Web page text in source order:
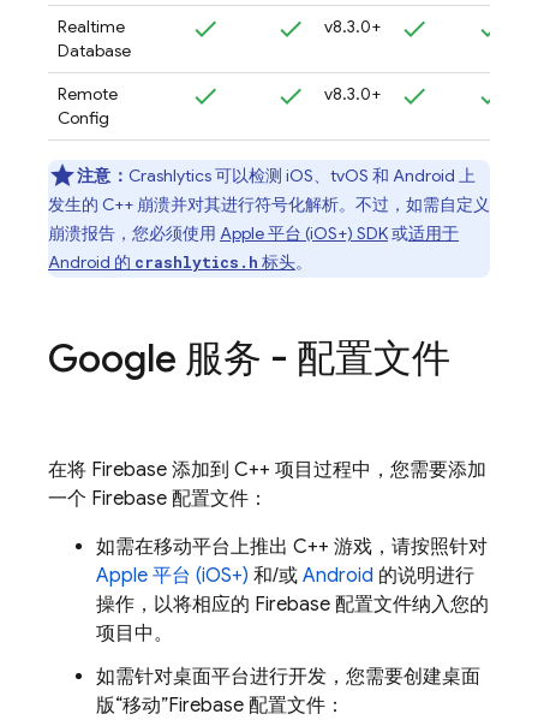
Realtime
Database
v8.3.0+
Remote
Config
v8.3.0+
注意： Crashlytics可以检测 iOS、tvOS 和 Android 上
发生的 C++ 崩溃并对其进行符号化解析。不过，如需自定义
崩溃报告，您必须使用 Apple 平台 (iOS+) SDK或适用于
Android 的 crashlytics.h 标头。
Google 服务 - 配置文件
在将 Firebase 添加到 C++ 项目过程中，您需要添加
一个 Firebase 配置文件：
如需在移动平台上推出 C++ 游戏，请按照针对
Apple 平台 (iOS+) 和/或 Android 的说明进行
操作，以将相应的 Firebase 配置文件纳入您的
项目中。
如需针对桌面平台进行开发，您需要创建桌面
版“移动”Firebase 配置文件：